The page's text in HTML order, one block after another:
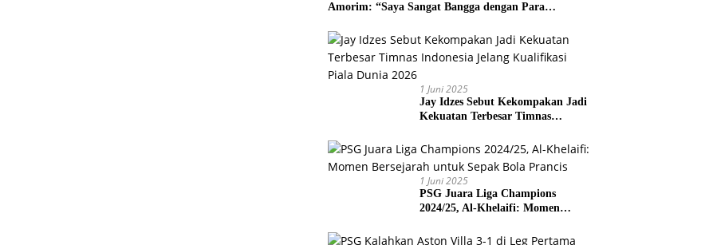
Amorim: “Saya Sangat Bangga dengan Para
1 Juni 2025
Jay Idzes Sebut Kekompakan Jadi
Kekuatan Terbesar Timnas
Dunia 2026
1 Juni 2025
PSG Juara Liga Champions
2024/25, Al-Khelaifi: Momen
Prancis